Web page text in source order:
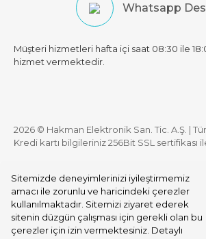
Sitemizde deneyimlerinizi iyileştirmemiz
amacı ile zorunlu ve haricindeki çerezler
kullanılmaktadır. Sitemizi ziyaret ederek
sitenin düzgün çalışması için gerekli olan bu
çerezler için izin vermektesiniz. Detaylı
Whatsapp
Müşteri hizmetleri hafta içi saat 08:30 ile
hizmet vermektedir.
2026 © Hakman Elektronik San. Tic. A.Ş. |
Kredi kartı bilgileriniz 256Bit SSL sertifikası